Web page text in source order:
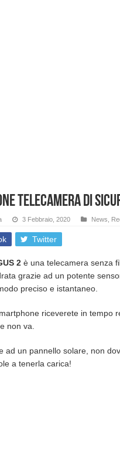
telecamera di
3 Febbraio, 2020 News
Twitter
2è una telecamera senza
grazie ad un potente
preciso e istantaneo.
riceverete in tempo
non va.
ad un pannello solare, non
a tenerla carica!